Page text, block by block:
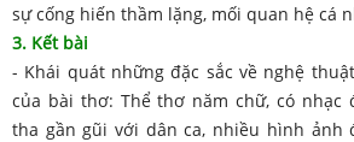
sự cống hiến thầm lặng, mối quan hệ cá
3. Kết bài
- Khái quát những đặc sắc về nghệ
của bài thơ: Thể thơ năm chữ, có nhạc
tha gần gũi với dân ca, nhiều hình ảnh